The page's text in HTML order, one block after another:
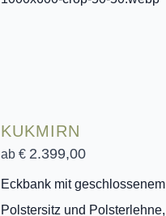
KUKMIRN
ab € 2.399,00
Eckbank mit geschlossenem
Polstersitz und Polsterlehne,